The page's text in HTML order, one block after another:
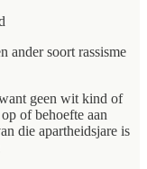
ander soort rassisme
geen wit kind of
of behoefte aan
die apartheidsjare is